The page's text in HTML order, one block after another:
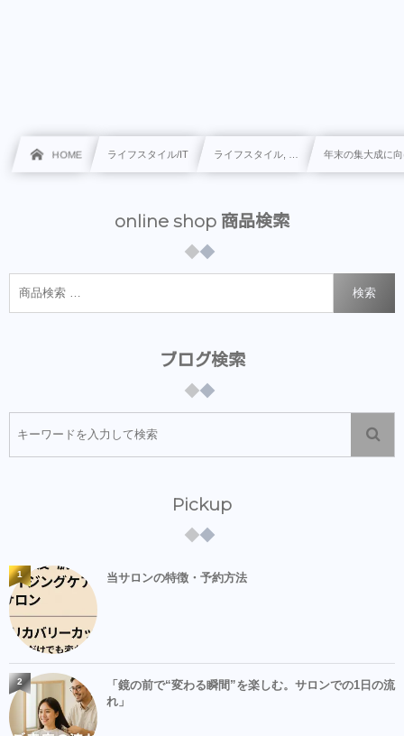
HOME ライフスタイル/IT ライフスタイル, … 年末の集大成に
online shop 商品検索
検索
ブログ検索
Pickup
当サロンの特徴・予約方法
1
「鏡の前で“変わる瞬間”を楽しむ。サロンでの1日の流
れ」
2